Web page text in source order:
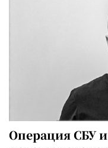
Операция СБУ